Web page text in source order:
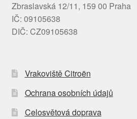
Zbraslavská 12/11, 159 00 Praha
IČ: 09105638
DIČ: CZ09105638
Vrakoviště Citroën
Ochrana osobních údajů
Celosvětová doprava